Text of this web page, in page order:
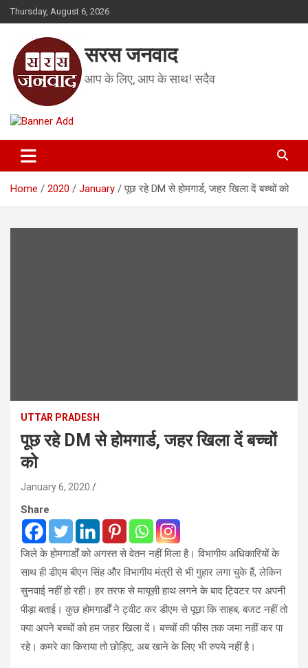
Skip
to
Thursday, August 6, 2026
सरस जनवाद
आप के लिए, आप के साथ! सदैव
Home 2020 January पूछ रहे DM से होमगार्ड, जहर खिला दें बच्चों को
UTTAR PRADESH
पूछ रहे DM से होमगार्ड, जहर खिला दें बच्चों
को
January 6, 2020
Share
जिले के होमगार्डों को अगस्त से वेतन नहीं मिला है। विभागीय अधिकारियों के
साथ ही डीएम बीएन सिंह और विभागीय मंत्री से भी गुहार लगा चुके हैं, लेकिन
सुनवाई नहीं हो रही। हर तरफ से मायूसी हाथ लगने के बाद ट्विटर पर अपनी
पीड़ा बताई। कुछ होमगार्डों ने ट्वीट कर डीएम से पूछा कि साहब, बजट नहीं तो
क्या अपने बच्चों को हम जहर खिला दें। बच्चों की फीस तक जमा नहीं कर पा
रहे। कमरे का किराया तो छोड़िए, अब खाने के लिए भी रुपये नहीं है।